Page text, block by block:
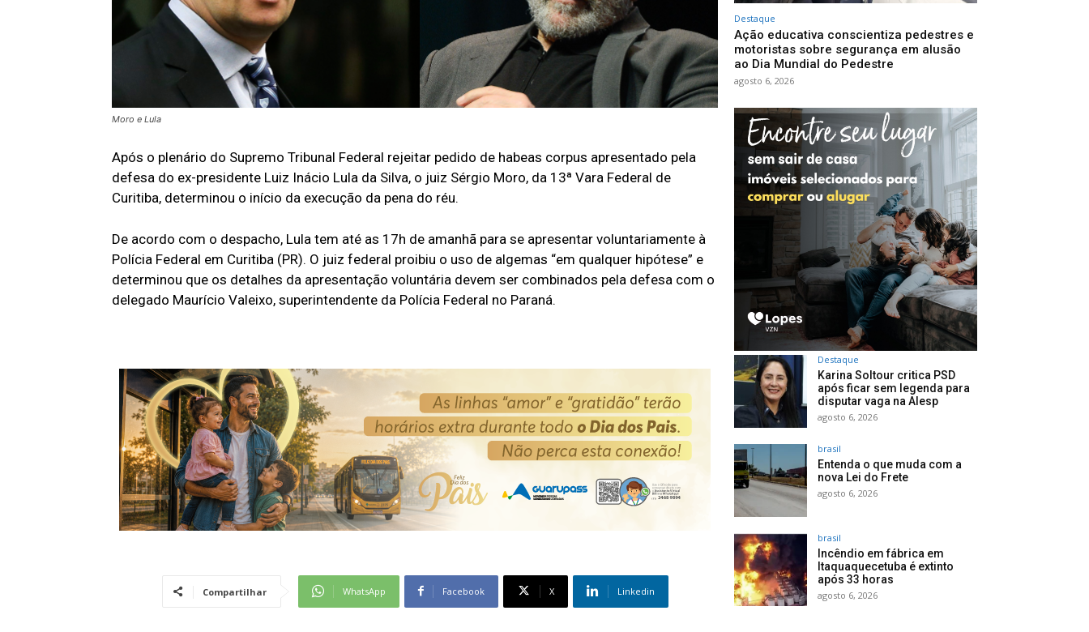
Moro e Lula
Após o plenário do Supremo Tribunal Federal rejeitar pedido de habeas corpus apresentado pela
defesa do ex-presidente Luiz Inácio Lula da Silva, o juiz Sérgio Moro, da 13ª Vara Federal de
Curitiba, determinou o início da execução da pena do réu.
De acordo com o despacho, Lula tem até as 17h de amanhã para se apresentar voluntariamente à
Polícia Federal em Curitiba (PR). O juiz federal proibiu o uso de algemas “em qualquer hipótese” e
determinou que os detalhes da apresentação voluntária devem ser combinados pela defesa com o
delegado Maurício Valeixo, superintendente da Polícia Federal no Paraná.
Compartilhar WhatsApp Facebook X Linkedin
Destaque
Ação educativa conscientiza pedestres e
motoristas sobre segurança em alusão
ao Dia Mundial do Pedestre
agosto 6, 2026
Destaque
Karina Soltour critica PSD
após ficar sem legenda para
disputar vaga na Alesp
agosto 6, 2026
brasil
Entenda o que muda com a
nova Lei do Frete
agosto 6, 2026
brasil
Incêndio em fábrica em
Itaquaquecetuba é extinto
após 33 horas
agosto 6, 2026